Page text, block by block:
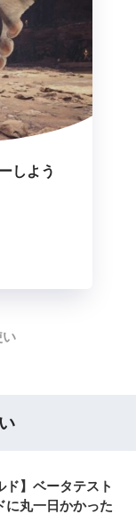
しよう
い
ド】ベータテスト
に丸一日かかった